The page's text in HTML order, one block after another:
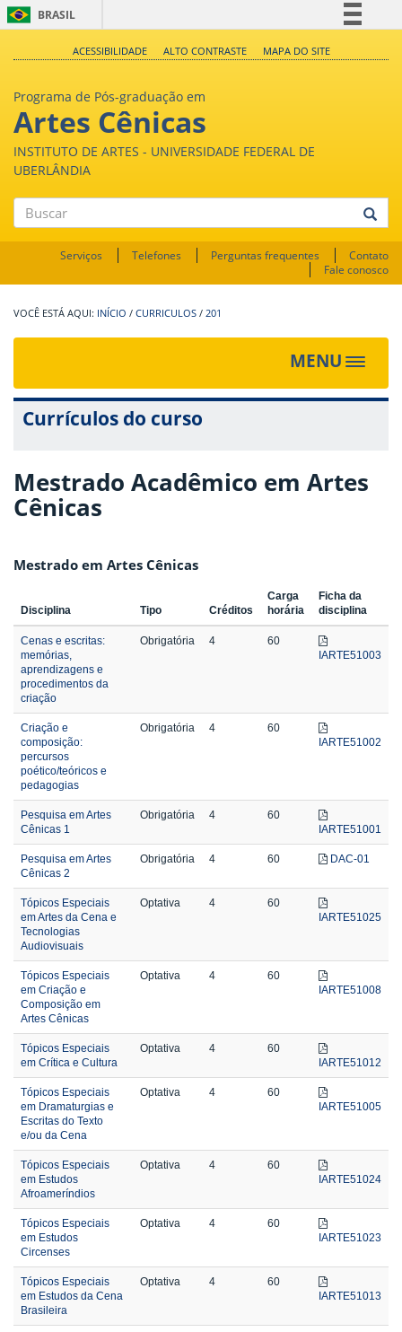
BRASIL
Legislação
ACESSIBILIDADE ALTO CONTRASTE MAPA DO SITE
Programa de Pós-graduação em
Artes Cênicas
INSTITUTO DE ARTES - UNIVERSIDADE FEDERAL DE
UBERLÂNDIA
Buscar
Serviços Telefones Perguntas frequentes
Contato
Fale conosco
INÍCIO / CURRICULOS / 201
MENU
Toggle
Currículos do curso
Mestrado Acadêmico em Artes
Cênicas
Mestrado em Artes Cênicas
Disciplina Tipo Créditos
Carga
horária
Ficha da
disciplina
Cenas e escritas:
memórias,
aprendizagens e
procedimentos da
criação
Obrigatória 4
60
IARTE51003
Criação e
composição:
percursos
poético/teóricos e
pedagogias
Obrigatória 4
60
IARTE51002
Pesquisa em Artes
Cênicas 1
Obrigatória 4
60
IARTE51001
Pesquisa em Artes
Cênicas 2
Obrigatória 4 60 DAC-01
Tópicos Especiais
em Artes da Cena e
Tecnologias
Audiovisuais
Optativa 4
60
IARTE51025
Tópicos Especiais
em Criação e
Composição em
Artes Cênicas
Optativa 4
60
IARTE51008
Tópicos Especiais
em Crítica e Cultura
Optativa 4
60
IARTE51012
Tópicos Especiais
em Dramaturgias e
Escritas do Texto
e/ou da Cena
Optativa 4
60
IARTE51005
Tópicos Especiais
em Estudos
Afroameríndios
Optativa 4
60
IARTE51024
Tópicos Especiais
em Estudos
Circenses
Optativa 4
60
IARTE51023
Tópicos Especiais
em Estudos da Cena
Brasileira
Optativa 4
60
IARTE51013